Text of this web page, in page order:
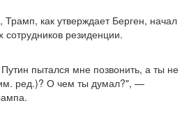
как утверждает Берген, начал
сотрудников резиденции.
пытался мне позвонить, а ты не
ред.)? О чем ты думал?", —